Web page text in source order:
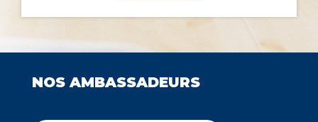
NOS AMBASSADEURS